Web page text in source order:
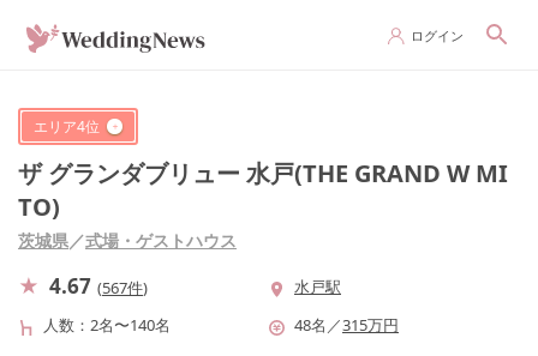
ログイン
エリア4位
ザ グランダブリュー 水戸(THE GRAND W MI
TO)
茨城県／式場・ゲストハウス
4.67 (567件)
水戸駅
人数
2名〜140名 48名 ／315万円